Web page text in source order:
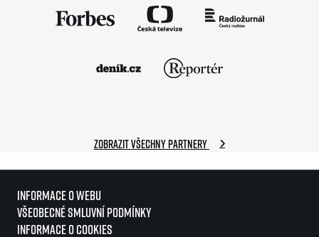
Zobrazit všechny partnery
Informace o webu
Všeobecné smluvní podmínky
Informace o cookies